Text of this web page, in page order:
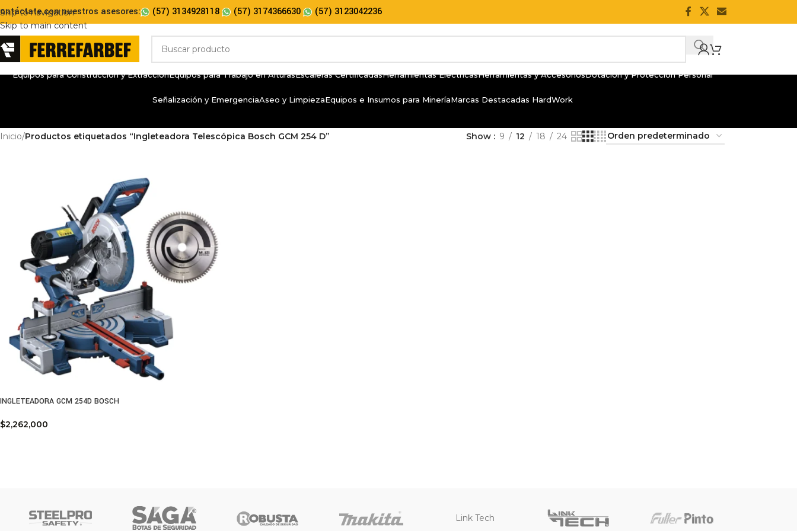
Skip to navigation
Skip to main content
con nuestros asesores: (57) 3134928118 (57) 3174366630 (57) 3123042236
Equipos para Construcción y ExtracciónEquipos para Trabajo en AlturasEscaleras CertificadasHerramientas EléctricasHerramientas y AccesoriosDotación y Protección Personal
Señalización y EmergenciaAseo y LimpiezaEquipos e Insumos para MineríaMarcas Destacadas HardWork
Inicio/Productos etiquetados “Ingleteadora Telescópica Bosch GCM 254 D” Show 9 12 18 24
INGLETEADORA GCM 254D BOSCH
$2,262,000
Link Tech